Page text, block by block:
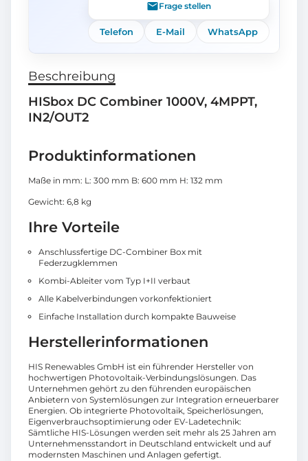
Frage stellen
Telefon E-Mail WhatsApp
Beschreibung
HISbox DC Combiner 1000V, 4MPPT,
IN2/OUT2
Produktinformationen
Maße in mm: L: 300 mm B: 600 mm H: 132 mm
Gewicht: 6,8 kg
Ihre Vorteile
Anschlussfertige DC-Combiner Box mit
Federzugklemmen
Kombi-Ableiter vom Typ I+II verbaut
Alle Kabelverbindungen vorkonfektioniert
Einfache Installation durch kompakte Bauweise
Herstellerinformationen
HIS Renewables GmbH ist ein führender Hersteller von
hochwertigen Photovoltaik-Verbindungslösungen. Das
Unternehmen gehört zu den führenden europäischen
Anbietern von Systemlösungen zur Integration erneuerbarer
Energien. Ob integrierte Photovoltaik, Speicherlösungen,
Eigenverbrauchsoptimierung oder EV-Ladetechnik:
Sämtliche HIS-Lösungen werden seit mehr als 25 Jahren am
Unternehmensstandort in Deutschland entwickelt und auf
modernsten Maschinen und Anlagen gefertigt.